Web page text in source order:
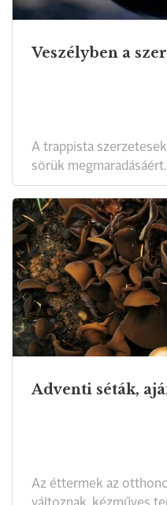
Veszélyben a
A trappista
sörük megmaradásáért.
Adventi séták,
Az éttermek az